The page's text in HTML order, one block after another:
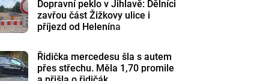
Dopravní peklo v Jihlavě: Dělníci
zavřou část Žižkovy ulice i
příjezd od Helenína
Řidička mercedesu šla s autem
přes střechu. Měla 1,70 promile